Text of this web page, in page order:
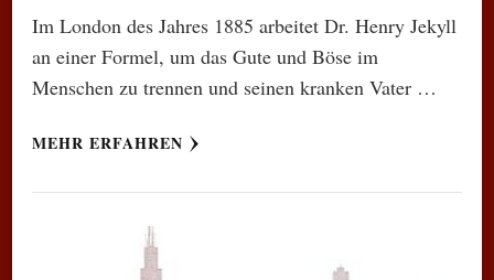
Im London des Jahres 1885 arbeitet Dr. Henry Jekyll
an einer Formel, um das Gute und Böse im
Menschen zu trennen und seinen kranken Vater …
MEHR ERFAHREN